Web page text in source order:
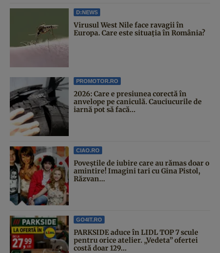
D:NEWS
Virusul West Nile face ravagii în
Europa. Care este situația în România?
PROMOTOR.RO
2026: Care e presiunea corectă în
anvelope pe caniculă. Cauciucurile de
iarnă pot să facă...
CIAO.RO
Poveştile de iubire care au rămas doar o
amintire! Imagini tari cu Gina Pistol,
Răzvan...
GO4IT.RO
PARKSIDE aduce în LIDL TOP 7 scule
pentru orice atelier. „Vedeta” ofertei
costă doar 129...